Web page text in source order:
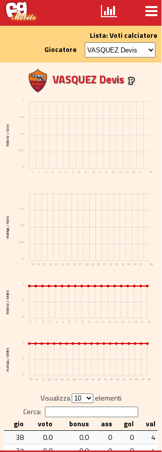
Lista: Voti calciatore
Giocatore
VASQUEZ Devis
Voto / Andata
1 2 3 4 5 6 7 8 9 10 11 12 13 14 15 16 17 18
0
0.25
0.5
0.75
1
Voto / Ritorno
19 20 21 22 23 24 25 26 27 28 29 30 31 32 33 34 35 36 37 38
0
0.25
0.5
0.75
1
Valore / Andata
0 1 2 3 4 5 6 7 8 9 10 11 12 13 14 15 16 17 18
0
2
4
Valore / Ritorno
19 20 21 22 23 24 25 26 27 28 29 30 31 32 33 34 35 36 37 38
0
2
4
Visualizza
elementi
Cerca:
gio
voto bonus ass gol
val
38
0.0 0.0 0 0
4